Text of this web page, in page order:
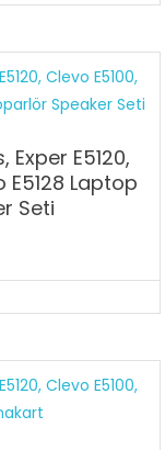
Exper E5120,
E5128 Laptop
Seti